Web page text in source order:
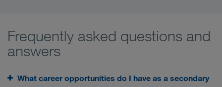
Frequently asked questions and
answers
What career opportunities do I have as a secondary